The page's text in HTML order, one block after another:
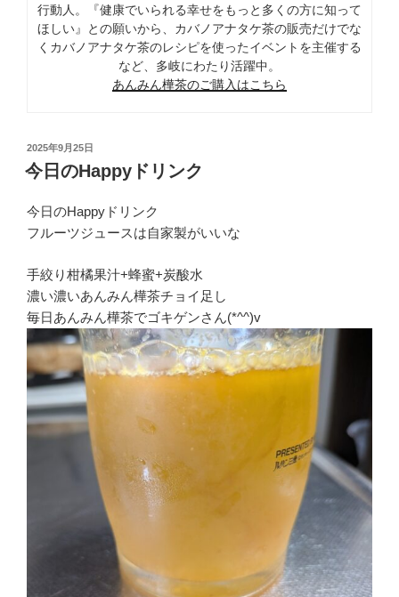
行動人。『健康でいられる幸せをもっと多くの方に知って
ほしい』との願いから、カバノアナタケ茶の販売だけでな
くカバノアナタケ茶のレシピを使ったイベントを主催する
など、多岐にわたり活躍中。
あんみん樺茶のご購入はこちら
投
稿
日:
2025年9月25日
今日のHappyドリンク
今日のHappyドリンク
フルーツジュースは自家製がいいな
手絞り柑橘果汁+蜂蜜+炭酸水
濃い濃いあんみん樺茶チョイ足し
毎日あんみん樺茶でゴキゲンさん(*^^)v